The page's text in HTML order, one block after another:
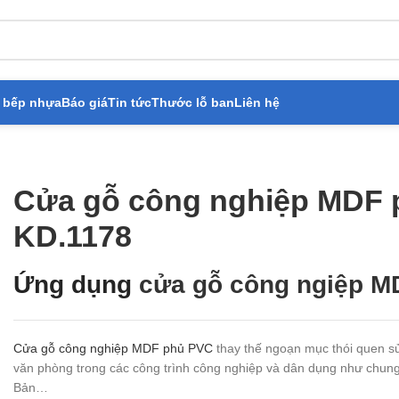
bếp nhựaBáo giáTin tứcThước lỗ banLiên hệ
Cửa gỗ công nghiệp MDF
KD.1178
Ứng dụng cửa gỗ công ngiệp
Cửa gỗ công nghiệp MDF phủ PVC thay thế ngoạn mục thói quen
văn phòng trong các công trình công nghiệp và dân dụng như
Bản…